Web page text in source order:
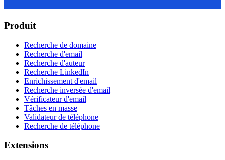
Produit
Recherche de domaine
Recherche d'email
Recherche d'auteur
Recherche LinkedIn
Enrichissement d'email
Recherche inversée d'email
Vérificateur d'email
Tâches en masse
Validateur de téléphone
Recherche de téléphone
Extensions